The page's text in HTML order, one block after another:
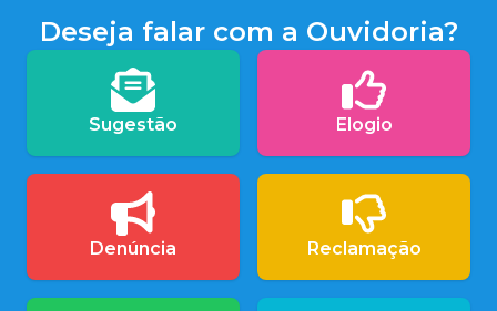
Deseja falar com a Ouvidoria?
Sugestão Elogio
Denúncia Reclamação